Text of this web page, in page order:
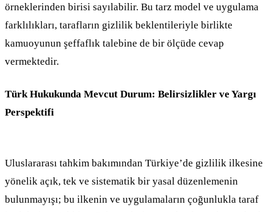
örneklerinden birisi sayılabilir. Bu tarz model ve uygulama
farklılıkları, tarafların gizlilik beklentileriyle birlikte
kamuoyunun şeffaflık talebine de bir ölçüde cevap
vermektedir.
Türk Hukukunda Mevcut Durum: Belirsizlikler ve Yargı
Perspektifi
Uluslararası tahkim bakımından Türkiye’de gizlilik ilkesine
yönelik açık, tek ve sistematik bir yasal düzenlemenin
bulunmayışı; bu ilkenin ve uygulamaların çoğunlukla taraf